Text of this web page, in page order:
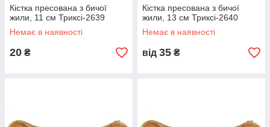
Кістка пресована з бичої
жили, 11 см Триксі-2639
Немає в наявності
20 ₴
Кістка пресована з бичої
жили, 13 см Триксі-2640
Немає в наявності
від 35 ₴